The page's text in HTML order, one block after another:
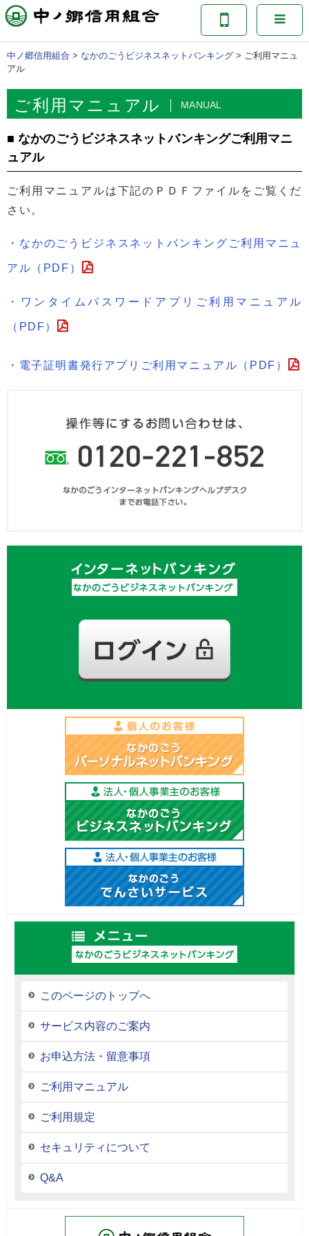
中ノ郷信用組合 > なかのごうビジネスネットバンキング > ご利用マニュ
アル
ご利用マニュアル MANUAL
■ なかのごうビジネスネットバンキングご利用マニ
ュアル
ご利用マニュアルは下記のＰＤＦファイルをご覧くだ
さい。
・なかのごうビジネスネットバンキングご利用マニュ
アル（PDF）
・ワンタイムパスワードアプリご利用マニュアル
（PDF）
・電子証明書発行アプリご利用マニュアル（PDF）
このページのトップへ
サービス内容のご案内
お申込方法・留意事項
ご利用マニュアル
ご利用規定
セキュリティについて
Q&A